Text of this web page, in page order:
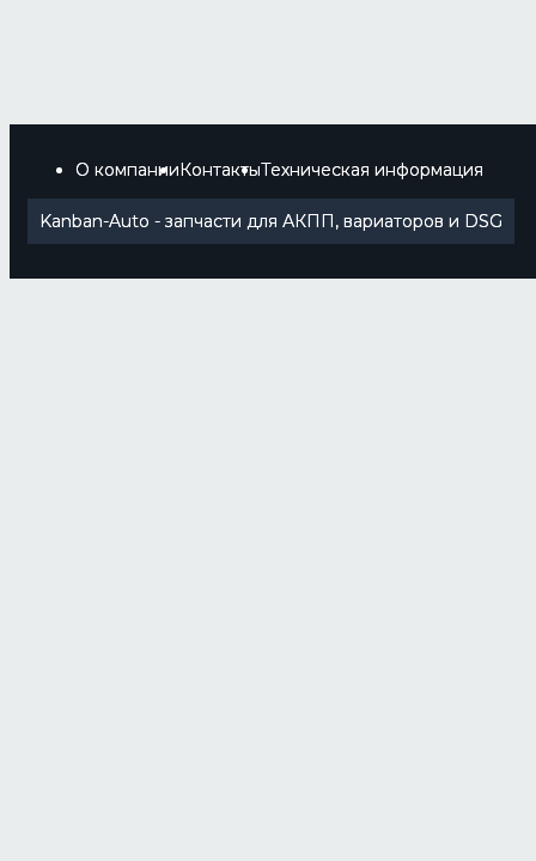
О компанииКонтактыТехническая информация
Kanban-Auto - запчасти для АКПП, вариаторов и DSG